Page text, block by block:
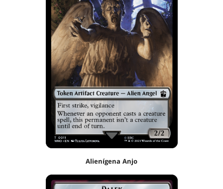
Alienígena Anjo